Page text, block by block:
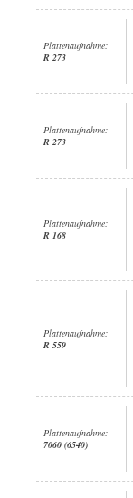
Plattenaufnahme:
R 273
Plattenaufnahme:
R 273
Plattenaufnahme:
R 168
Plattenaufnahme:
R 559
Plattenaufnahme:
7060 (6540)